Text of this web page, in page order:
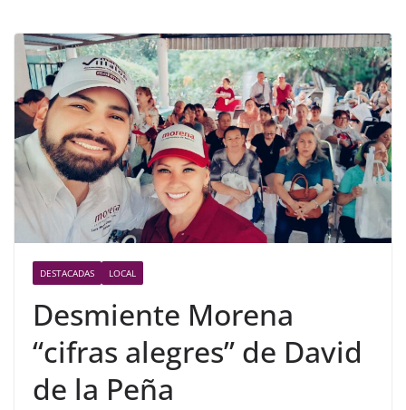
DESTACADAS LOCAL
Desmiente Morena
“cifras alegres” de David
de la Peña